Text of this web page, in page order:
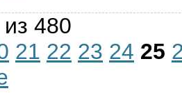
480
21 22 23 24 25